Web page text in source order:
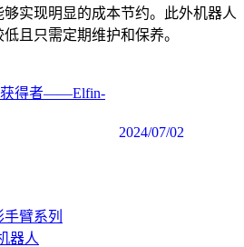
实现明显的成本节约。此外机器人
且只需定期维护和保养。‍
获得者——Elfin-
2024/07/02
臂系列
器人